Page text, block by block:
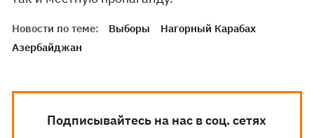
Новости по теме: Выборы
Нагорный Карабах
Азербайджан
Подписывайтесь на нас в соц. сетях